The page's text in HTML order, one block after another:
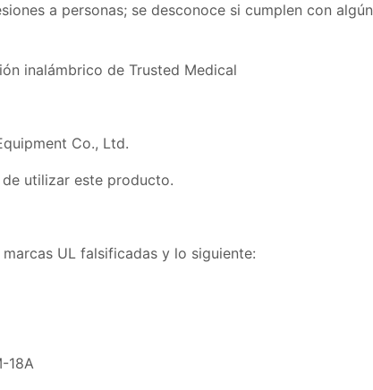
a personas; se desconoce si cumplen con algún
de Trusted Medical
Co., Ltd.
este producto.
UL falsificadas y lo siguiente:
18A